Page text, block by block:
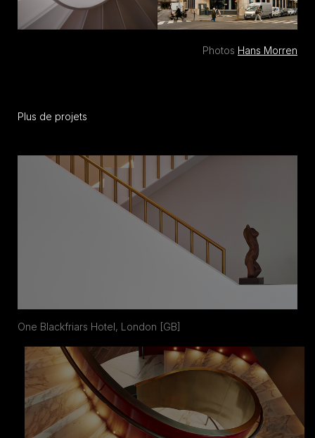
Photos Hans Morren
Plus de projets
One Blackfriars Hotel, London [GB]